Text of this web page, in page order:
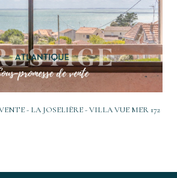
voir le bien
- LA JOSELIÈRE - VILLA VUE MER 172